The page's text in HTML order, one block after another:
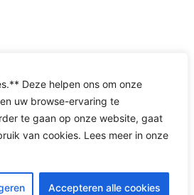
Deze helpen ons om onze
uw browse-ervaring te
te gaan op onze website, gaat
van cookies. Lees meer in onze
Accepteren alle cookies